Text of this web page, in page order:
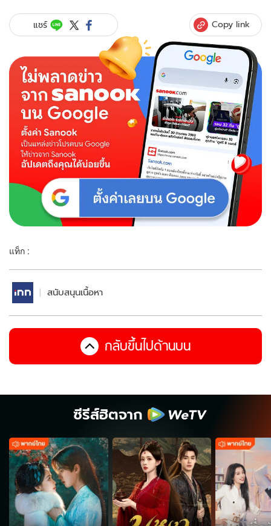
แชร์ Copy link
แท็ก :
สนับสนุนเนื้อหา
กลับขึ้นไปด้านบน
ซีรีส์ฮิตจาก